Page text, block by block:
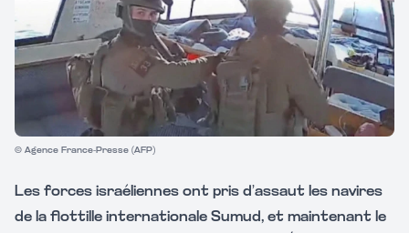
© Agence France-Presse (AFP)
Les forces israéliennes ont pris d’assaut les navires
de la flottille internationale Sumud, et maintenant le